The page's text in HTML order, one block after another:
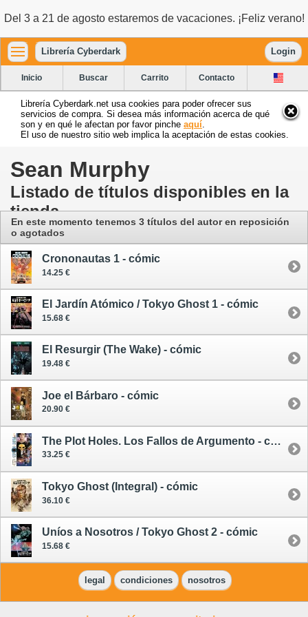
Del 3 a 21 de agosto estaremos de vacaciones. ¡Feliz verano!
Librería Cyberdark Login
Inicio Buscar Carrito Contacto
Librería Cyberdark.net usa cookies para poder ofrecer sus
servicios de compra. Si desea más información acerca de qué
son y en qué le afectan por favor pinche aquí
El uso de nuestro sitio web implica la aceptación de estas cookies.
Sean Murphy
Listado de títulos disponibles en la
tienda
En este momento tenemos 3 títulos del autor en reposición
o agotados
Crononautas 1 - cómic
14.25 €
El Jardín Atómico / Tokyo Ghost 1 - cómic
15.68 €
El Resurgir (The Wake) - cómic
19.48 €
Joe el Bárbaro - cómic
20.90 €
The Plot Holes. Los Fallos de Argumento - cómic
33.25 €
Tokyo Ghost (Integral) - cómic
36.10 €
Uníos a Nosotros / Tokyo Ghost 2 - cómic
15.68 €
legal condiciones nosotros